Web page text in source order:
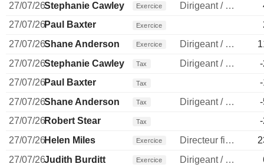
27/07/26Stephanie Cawley Exercice Dirigeant / cadre principal
27/07/26Paul Baxter Exercice
27/07/26Shane Anderson Exercice Dirigeant / cadre principal
27/07/26Stephanie Cawley Tax Dirigeant / cadre principal
27/07/26Paul Baxter Tax
27/07/26Shane Anderson Tax Dirigeant / cadre principal
27/07/26Robert Stear Tax
27/07/26Helen Miles Exercice Directeur financier
27/07/26Judith Burditt Exercice Dirigeant / cadre principal